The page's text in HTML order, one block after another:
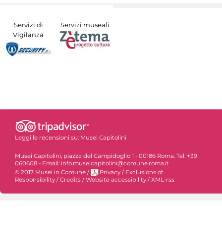
Servizi di
Vigilanza
Servizi museali
Leggi le recensioni su: Musei Capitolini
Musei Capitolini, piazza del Campidoglio 1 - 00186 Roma. Tel. +39
060608 - Email: info.museicapitolini@comune.roma.it
© 2017 Musei in Comune / Privacy / Exclusions of
Responsibility /Credits /Website accessibility /XML-rss